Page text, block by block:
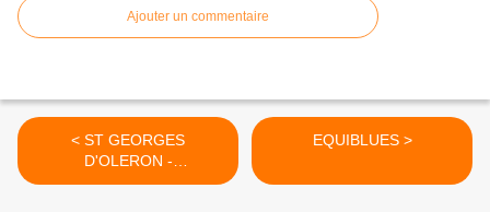
Ajouter un commentaire
< ST GEORGES
D'OLERON -
RASSEMBLEMENT
EQUIBLUES >